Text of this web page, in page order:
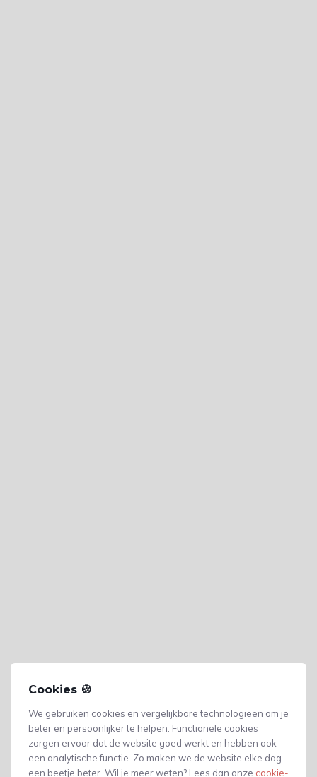
Cookies 🍪
We gebruiken cookies en vergelijkbare technologieën om je
beter en persoonlijker te helpen. Functionele cookies
zorgen ervoor dat de website goed werkt en hebben ook
een analytische functie. Zo maken we de website elke dag
een beetje beter. Wil je meer weten? Lees dan onze cookie-
Gerelateerde producten